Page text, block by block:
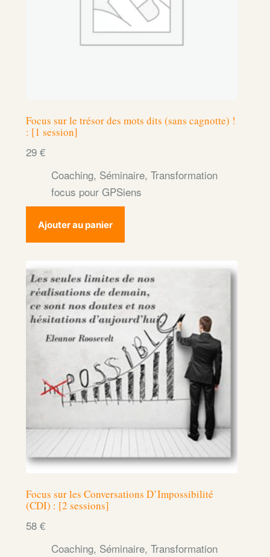
Focus sur le trésor des mots dits (sans cagnotte) !
: [1 session]
29 €
Coaching, Séminaire, Transformation
focus pour GPSiens
Ajouter au panier
Focus sur les Conversations D’Impossibilité
(CDI) : [2 sessions]
58 €
Coaching, Séminaire, Transformation